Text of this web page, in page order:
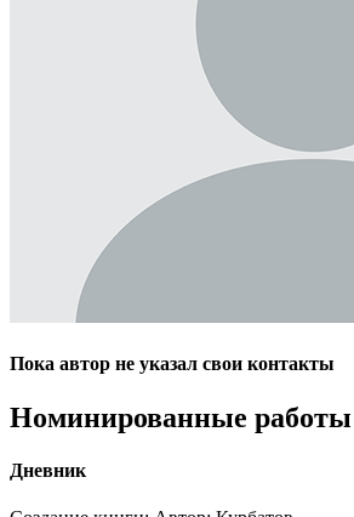
Пока автор не указал свои контакты
Номинированные работы
Дневник